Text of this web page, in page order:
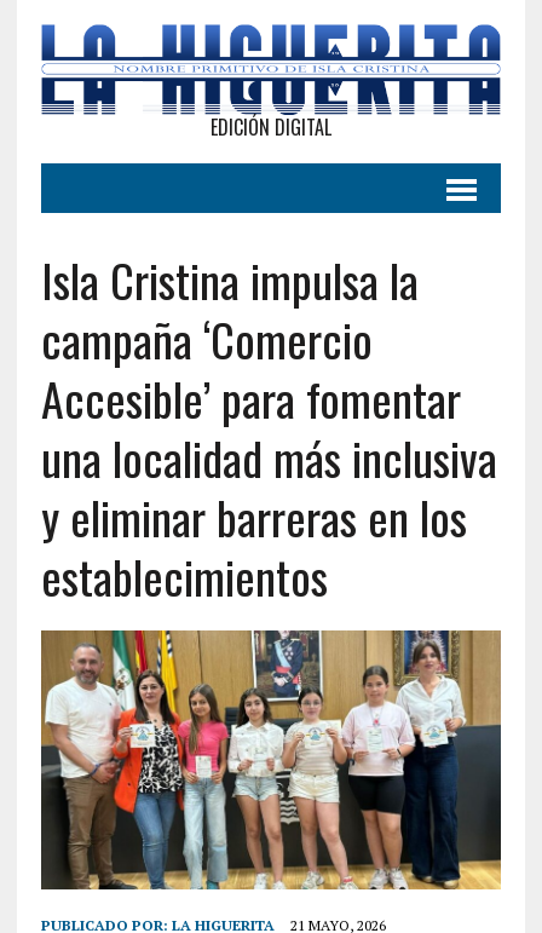
EDICIÓN DIGITAL
Isla Cristina impulsa la
campaña ‘Comercio
Accesible’ para fomentar
una localidad más inclusiva
y eliminar barreras en los
establecimientos
PUBLICADO POR: LA HIGUERITA 21 MAYO, 2026